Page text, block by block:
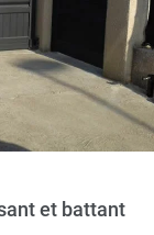
et battant